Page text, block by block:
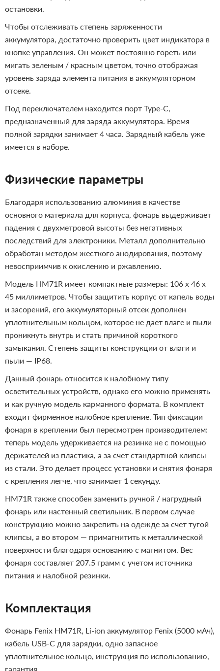
остановки.
Чтобы отслеживать степень заряженности
аккумулятора, достаточно проверить цвет индикатора в
кнопке управления. Он может постоянно гореть или
мигать зеленым / красным цветом, точно отображая
уровень заряда элемента питания в аккумуляторном
отсеке.
Под переключателем находится порт Type-C,
предназначенный для заряда аккумулятора. Время
полной зарядки занимает 4 часа. Зарядный кабель уже
имеется в наборе.
Физические параметры
Благодаря использованию алюминия в качестве
основного материала для корпуса, фонарь выдерживает
падения с двухметровой высоты без негативных
последствий для электроники. Металл дополнительно
обработан методом жесткого анодирования, поэтому
невосприимчив к окислению и ржавлению.
Модель HM71R имеет компактные размеры: 106 х 46 х
45 миллиметров. Чтобы защитить корпус от капель воды
и засорений, его аккумуляторный отсек дополнен
уплотнительным кольцом, которое не дает влаге и пыли
проникнуть внутрь и стать причиной короткого
замыкания. Степень защиты конструкции от влаги и
пыли — IP68.
Данный фонарь относится к налобному типу
осветительных устройств, однако его можно применять
и как ручную модель карманного формата. В комплект
входит фирменное налобное крепление. Тип фиксации
фонаря в креплении был пересмотрен производителем:
теперь модель удерживается на резинке не с помощью
держателей из пластика, а за счет стандартной клипсы
из стали. Это делает процесс установки и снятия фонаря
с крепления легче, что занимает 1 секунду.
HM71R также способен заменить ручной / нагрудный
фонарь или настенный светильник. В первом случае
конструкцию можно закрепить на одежде за счет тугой
клипсы, а во втором — примагнитить к металлической
поверхности благодаря основанию с магнитом. Вес
фонаря составляет 207.5 грамм с учетом источника
питания и налобной резинки.
Комплектация
Фонарь Fenix HM71R, Li-ion аккумулятор Fenix (5000 мАч),
кабель USB-C для зарядки, одно запасное
уплотнительное кольцо, инструкция по использованию,
гарантия.